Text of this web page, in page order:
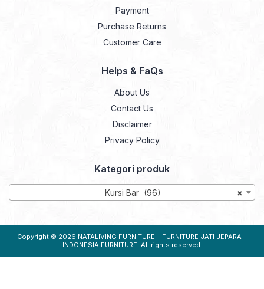
Payment
Purchase Returns
Customer Care
Helps & FaQs
About Us
Contact Us
Disclaimer
Privacy Policy
Kategori produk
×
Kursi Bar (96)
Copyright © 2026 NATALIVING FURNITURE – FURNITURE JATI JEPARA –
INDONESIA FURNITURE. All rights reserved.